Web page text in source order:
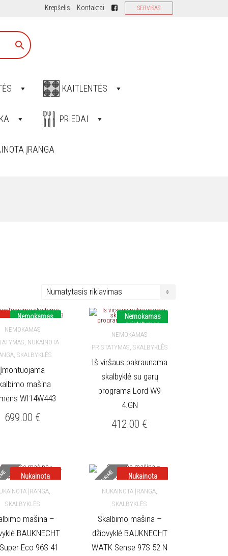
SERVISAS
Kontaktai
Krepšelis
KAITLENTĖS
PRIEDAI
ĮRANGA
Nemokamas
NEMOKAMAS
, NUKAINOTA
,SKALBYKLĖS
Įmontuojama
mašina
WI14W443
699.00 €
Nemokamas
pristatymas
Į KREPŠELĮ
NEMOKAMAS
PRISTATYMAS, SKALBYKLĖS
Iš viršaus pakraunama
skalbyklė su garų
programa Lord W9
4.GN
412.00 €
Nukainota
ĮRANGA,
SKALBYKLĖS
mašina –
BAUKNECHT
Eco 96S 41
Nukainota
NETURIME
DAUGIAU
NUKAINOTA ĮRANGA,
SKALBYKLĖS
Skalbimo mašina –
džiovyklė BAUKNECHT
WATK Sense 97S 52 N